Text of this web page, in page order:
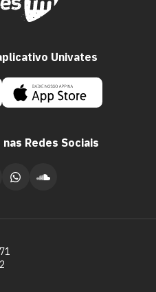
nas Redes Sociais
Univates
que você
ano de curso